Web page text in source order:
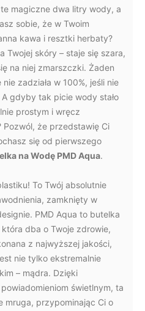
magiczne dwa litry wody, a
sobie, że w Twoim
kawa i resztki herbaty?
Twojej skóry – staje się szara,
na niej zmarszczki. Żaden
zadziała w 100%, jeśli nie
gdyby tak picie wody stało
prostym i wręcz
że przedstawię Ci
się od pierwszego
na Wodę PMD Aqua.
To Twój absolutnie
zamknięty w
PMD Aqua to butelka
dba o Twoje zdrowie,
z najwyższej jakości,
nie tylko ekstremalnie
– mądra. Dzięki
świetlnym, ta
mruga, przypominając Ci o